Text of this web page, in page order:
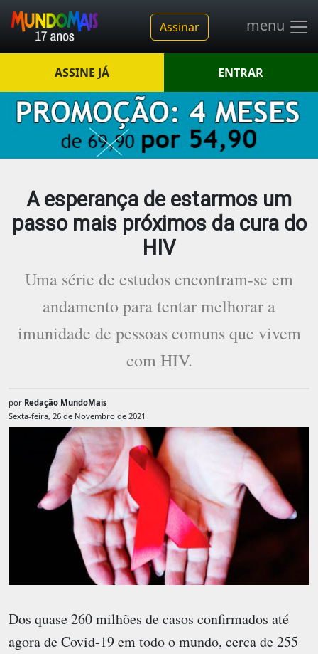
Assinar menu
ASSINE JÁ ENTRAR
A esperança de estarmos um
passo mais próximos da cura do
HIV
Uma série de estudos encontram-se em
andamento para tentar melhorar a
imunidade de pessoas comuns que vivem
com HIV.
por Redação MundoMais
Sexta-feira, 26 de Novembro de 2021
Dos quase 260 milhões de casos confirmados até
agora de Covid-19 em todo o mundo, cerca de 255